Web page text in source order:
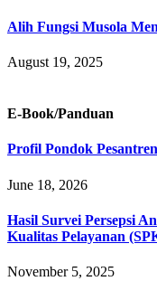
Alih Fungsi Musola
August 19, 2025
E-Book/Panduan
Profil Pondok
June 18, 2026
Hasil Survei Persepsi
Kualitas Pelayanan
November 5, 2025